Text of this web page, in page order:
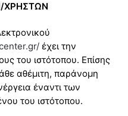
ΧΡΗΣΤΩΝ
έχει την
του ιστότοπου. Επίσης
αθέμιτη, παράνομη
έναντι των
του ιστότοπου.